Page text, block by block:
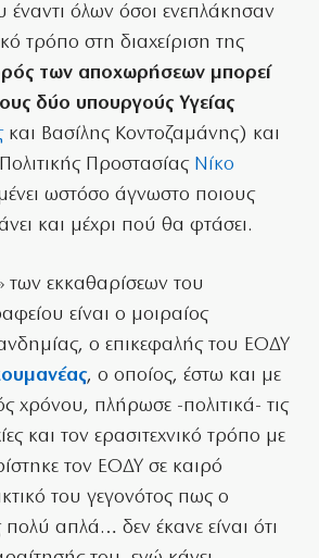
όλων όσοι ενεπλάκησαν
τρόπο στη διαχείριση της
των αποχωρήσεων μπορεί
δύο υπουργούς Υγείας
και Βασίλης Κοντοζαμάνης) και
Προστασίας Νίκο
ωστόσο άγνωστο ποιους
και μέχρι πού θα φτάσει.
των εκκαθαρίσεων του
είναι ο μοιραίος
ο επικεφαλής του ΕΟΔΥ
, ο οποίος, έστω και με
χρόνου, πλήρωσε -πολιτικά- τις
και τον ερασιτεχνικό τρόπο με
τον ΕΟΔΥ σε καιρό
του γεγονότος πως ο
απλά… δεν έκανε είναι ότι